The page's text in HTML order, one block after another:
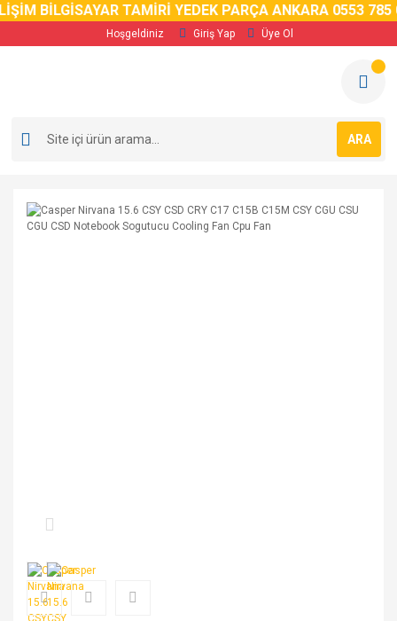
BİLGİSAYAR TAMİRİ YEDEK PARÇA ANKARA 0553 785 02
Hoşgeldiniz Giriş Yap Üye Ol
ARA